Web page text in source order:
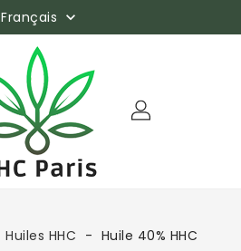
Français 
Huiles HHC Huile 40% HHC